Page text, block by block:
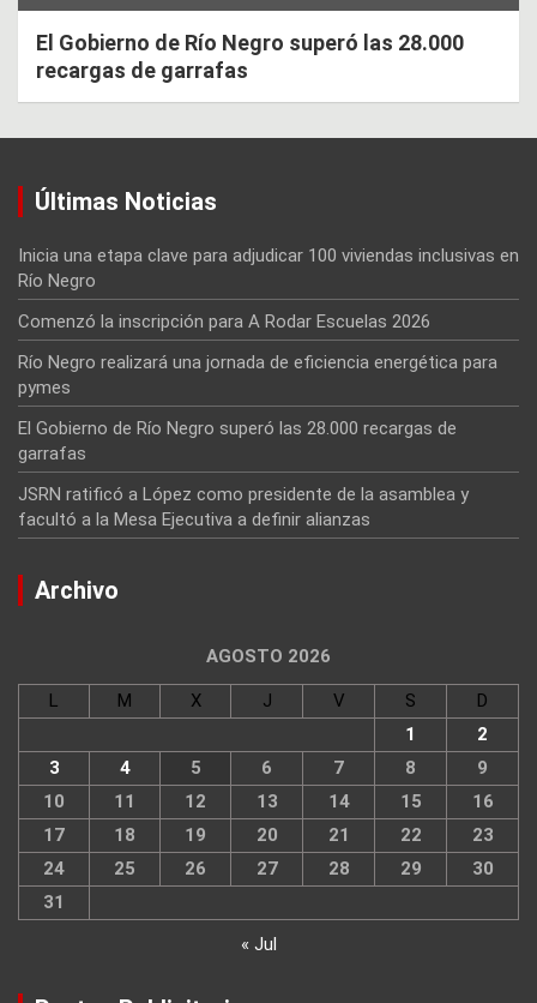
El Gobierno de Río Negro superó las 28.000
recargas de garrafas
Últimas Noticias
Inicia una etapa clave para adjudicar 100 viviendas inclusivas en
Río Negro
Comenzó la inscripción para A Rodar Escuelas 2026
Río Negro realizará una jornada de eficiencia energética para
pymes
El Gobierno de Río Negro superó las 28.000 recargas de
garrafas
JSRN ratificó a López como presidente de la asamblea y
facultó a la Mesa Ejecutiva a definir alianzas
Archivo
AGOSTO 2026
L M X J V S
D
1
2
3
4 5 6 7 8
9
10
11 12 13 14 15
16
17
18 19 20 21 22
23
24
25 26 27 28 29
30
31
« Jul